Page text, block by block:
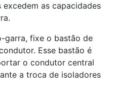
excedem as capacidades
garra, fixe o bastão de
Esse bastão é
o condutor central
a troca de isoladores